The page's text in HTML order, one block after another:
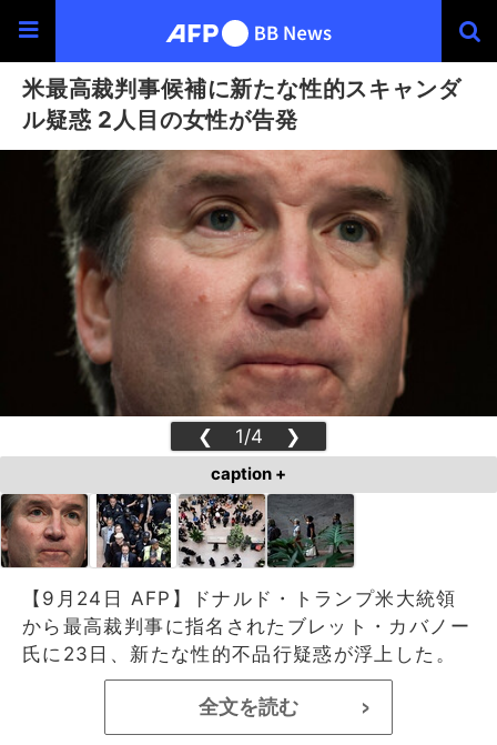
米最高裁判事候補に新たな性的スキャンダ
ル疑惑 2人目の女性が告発
❮ 1/4 ❯
caption +
【9月24日 AFP】ドナルド・トランプ米大統領
から最高裁判事に指名されたブレット・カバノー
氏に23日、新たな性的不品行疑惑が浮上した。
全文を読む >